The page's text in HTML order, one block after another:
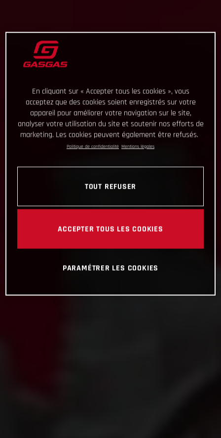
En cliquant sur « Accepter tous les cookies », vous
acceptez que des cookies soient enregistrés sur votre
appareil pour améliorer votre navigation sur le site,
analyser votre utilisation du site et soutenir nos efforts de
marketing. Les cookies peuvent également être refusés.
Politique de confidentialité Mentions légales
TOUT REFUSER
ACCEPTER TOUS LES COOKIES
PARAMÉTRER LES COOKIES